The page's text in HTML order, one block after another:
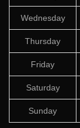
Wednesday
Thursday
Friday
Saturday
Sunday